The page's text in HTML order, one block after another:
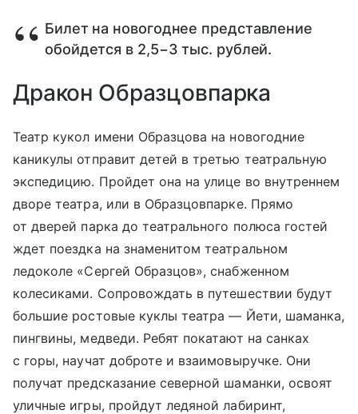
Билет на новогоднее представление
обойдется в 2,5−3 тыс. рублей.
Дракон Образцовпарка
Театр кукол имени Образцова на новогодние
каникулы отправит детей в третью театральную
экспедицию. Пройдет она на улице во внутреннем
дворе театра, или в Образцовпарке. Прямо
от дверей парка до театрального полюса гостей
ждет поездка на знаменитом театральном
ледоколе «Сергей Образцов», снабженном
колесиками. Сопровождать в путешествии будут
большие ростовые куклы театра — Йети, шаманка,
пингвины, медведи. Ребят покатают на санках
с горы, научат доброте и взаимовыручке. Они
получат предсказание северной шаманки, освоят
уличные игры, пройдут ледяной лабиринт,